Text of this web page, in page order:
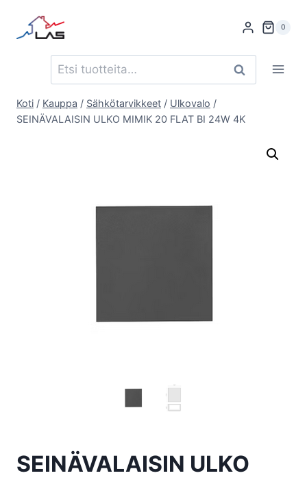
sisältöön
0
Etsi: Haku
Koti / Kauppa / Sähkötarvikkeet / Ulkovalo /
SEINÄVALAISIN ULKO MIMIK 20 FLAT BI 24W 4K
SEINÄVALAISIN ULKO